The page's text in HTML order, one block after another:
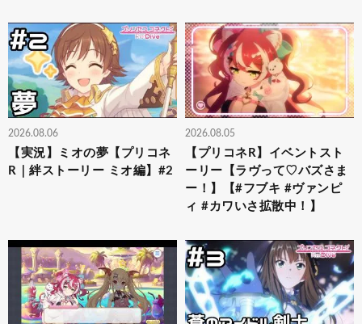
2026.08.06
【実況】ミオの夢【プリコネ
R｜絆ストーリー ミオ編】#2
2026.08.05
【プリコネR】イベントスト
ーリー【ラヴって♡バズさま
ー！】【#フブキ #ヴァンピ
ィ #カワいさ拡散中！】